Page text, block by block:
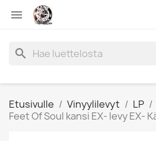

search
Etusivulle Vinyylilevyt LP
Feet Of Soul kansi EX- levy EX-